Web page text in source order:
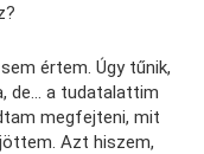
értem. Úgy tűnik,
de… a tudatalattim
megfejteni, mit
Azt hiszem,